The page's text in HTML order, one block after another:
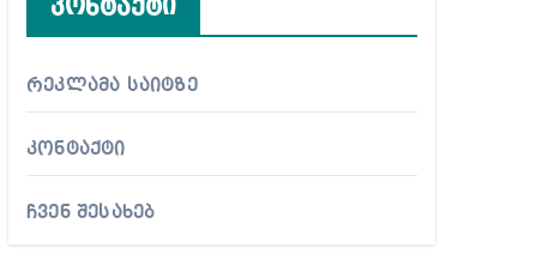
კონტაქტი
რეკლამა საიტზე
კონტაქტი
ჩვენ შესახებ